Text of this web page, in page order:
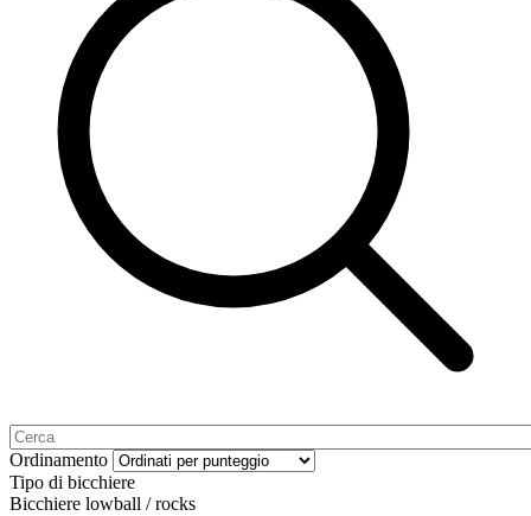
Ordinamento
Tipo di bicchiere
Bicchiere lowball / rocks